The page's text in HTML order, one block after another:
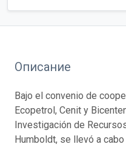
Описание
Bajo el convenio de
Ecopetrol, Cenit y
Investigación de
Humboldt, se llevó a